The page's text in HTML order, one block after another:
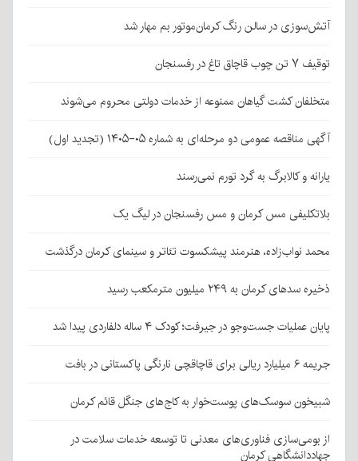
آتش‌سوزی در سالن رنگ کرمان‌موتور بم مهار شد
توقیف ۷ تن چوب قاچاق تاغ در رفسنجان
متخلفان کشت گیاهان ممنوعه از خدمات دولتی محروم می‌شوند
آگهی مناقصه عمومی دو مرحله‌ای به شماره ۰۵-۱۴۰۵ (تجدید اول)
یارانه و کالابرگ به گرد تورم نمی‌رسند
بلاتکلیفی مس کرمان و مس رفسنجان در لیگ یک
محمد نواب‌زاده، هنرمند پیشکسوت تئاتر و سینمای کرمان درگذشت
ذخیره سدهای کرمان به ۲۴۹ میلیون مترمکعب رسید
پایان عملیات جست‌وجو در جیرفت؛ کودک ۴ ساله دلفاردی پیدا شد
جریمه ۶ میلیارد ریالی برای قاچاقچی نارنگی پاکستانی در بافت
شبیخون سوسک‌های پوست‌خوار به کاج‌های جنگل قائم کرمان
از بومی‌سازی فناوری‌های معدنی تا توسعه خدمات سلامت در
جهاددانشگاهی کرمان